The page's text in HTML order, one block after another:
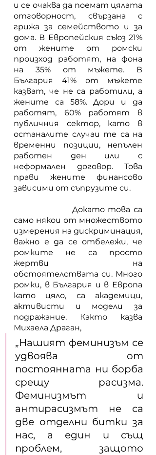
и се очаква да поемат цялата
отговорност, свързана с
грижа за семейството и за
дома. В Европейския съюз 21%
от жените от ромски
произход работят, на фона
на 35% от мъжете. В
България 41% от мъжете
казват, че не са работили, а
жените са 58%. Дори и да
работят, 60% работят в
публичния сектор, като в
останалите случаи те са на
временни позиции, непълен
работен ден или с
неформален договор. Това
прави жените финансово
зависими от съпрузите си.
само някои от множеството
измерения на дискриминация,
важно е да се отбележи, че
ромките не са просто
жертви на
обстоятелствата си. Много
ромки, в България и в Европа
като цяло, са академици,
активисти и модели за
подражание. Както казва
Михаела Драган,
„Нашият феминизъм се
удвоява от
постоянната ни борба
срещу расизма.
Феминизмът и
антирасизмът не са
две отделни битки за
нас, а един и същ
проблем, защото